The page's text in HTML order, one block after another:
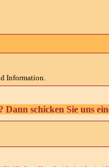
Information.
schicken Sie uns